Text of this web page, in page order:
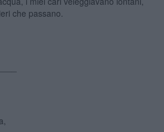
che passano.